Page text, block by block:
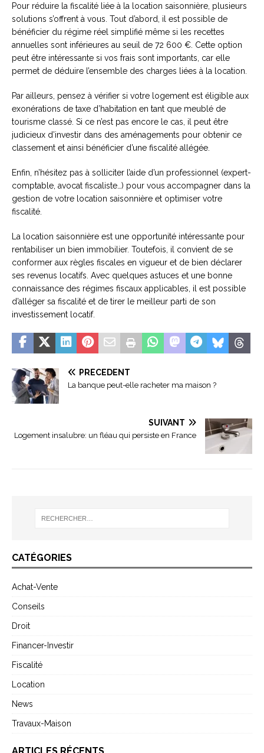
Pour réduire la fiscalité liée à la location saisonnière, plusieurs
solutions s’offrent à vous. Tout d’abord, il est possible de
bénéficier du régime réel simplifié même si les recettes
annuelles sont inférieures au seuil de 72 600 €. Cette option
peut être intéressante si vos frais sont importants, car elle
permet de déduire l’ensemble des charges liées à la location.
Par ailleurs, pensez à vérifier si votre logement est éligible aux
exonérations de taxe d’habitation en tant que meublé de
tourisme classé. Si ce n’est pas encore le cas, il peut être
judicieux d’investir dans des aménagements pour obtenir ce
classement et ainsi bénéficier d’une fiscalité allégée.
Enfin, n’hésitez pas à solliciter l’aide d’un professionnel (expert-
comptable, avocat fiscaliste…) pour vous accompagner dans la
gestion de votre location saisonnière et optimiser votre
fiscalité.
La location saisonnière est une opportunité intéressante pour
rentabiliser un bien immobilier. Toutefois, il convient de se
conformer aux règles fiscales en vigueur et de bien déclarer
ses revenus locatifs. Avec quelques astuces et une bonne
connaissance des régimes fiscaux applicables, il est possible
d’alléger sa fiscalité et de tirer le meilleur parti de son
investissement locatif.
PRÉCÉDENT
La banque peut-elle racheter ma maison ?
SUIVANT
Logement insalubre: un fléau qui persiste en France
CATÉGORIES
Achat-Vente
Conseils
Droit
Financer-Investir
Fiscalité
Location
News
Travaux-Maison